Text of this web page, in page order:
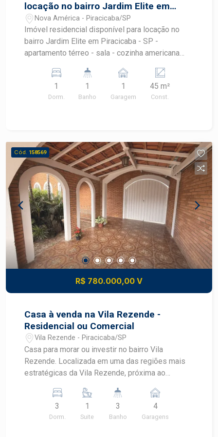
locação no bairro Jardim Elite em
Piracicaba - SP
Nova América - Piracicaba/SP
Imóvel residencial disponível para locação no
bairro Jardim Elite em Piracicaba - SP -
apartamento térreo - sala - cozinha americana
banheiro com gabinete e box blindex - 1 quarto -
1 vaga coberta Agende sua visita !
1
Dorm.
1
Banho
1
Garagem
45 m²
Const.
Cód. 158569
R$ 780.000,00 V
Casa à venda na Vila Rezende -
Residencial ou Comercial
Vila Rezende - Piracicaba/SP
Casa para morar ou investir no bairro Vila
Rezende. Localizada em uma das regiões mais
estratégicas da Vila Rezende, próxima ao
casa oferece excelente visibilidade, fácil acesso
e grande potencial para clínicas, consultórios,
escritórios, coworkings, sedes empresariais ou
3
Dorm.
1
Suite
3
Banho
4
Garagens